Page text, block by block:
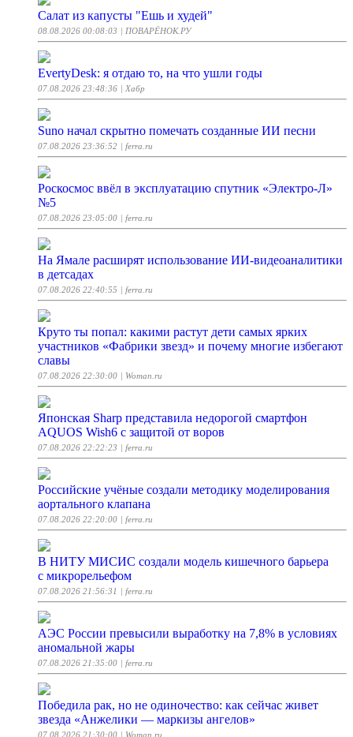
Салат из капусты "Ешь и худей"
08.08.2026 00:08:03 | ПОВАРЁНОК.РУ
EvertyDesk: я отдаю то, на что ушли годы
07.08.2026 23:48:36 | Хабр
Suno начал скрытно помечать созданные ИИ песни
07.08.2026 23:36:52 | ferra.ru
Роскосмос ввёл в эксплуатацию спутник «Электро-Л»
№5
07.08.2026 23:05:00 | ferra.ru
На Ямале расширят использование ИИ-видеоаналитики
в детсадах
07.08.2026 22:40:55 | ferra.ru
Круто ты попал: какими растут дети самых ярких
участников «Фабрики звезд» и почему многие избегают
славы
07.08.2026 22:30:00 | Woman.ru
Японская Sharp представила недорогой смартфон
AQUOS Wish6 с защитой от воров
07.08.2026 22:22:23 | ferra.ru
Российские учёные создали методику моделирования
аортального клапана
07.08.2026 22:20:00 | ferra.ru
В НИТУ МИСИС создали модель кишечного барьера
с микрорельефом
07.08.2026 21:56:31 | ferra.ru
АЭС России превысили выработку на 7,8% в условиях
аномальной жары
07.08.2026 21:35:00 | ferra.ru
Победила рак, но не одиночество: как сейчас живет
звезда «Анжелики — маркизы ангелов»
07.08.2026 21:30:00 | Woman.ru